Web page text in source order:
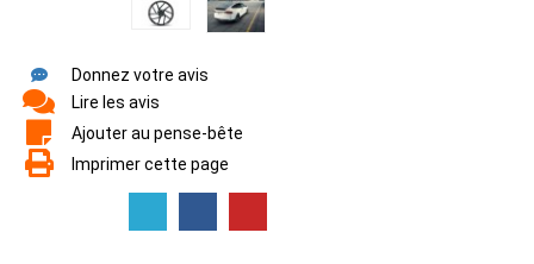
Donnez votre avis
Lire les avis
Ajouter au pense-bête
Imprimer cette page